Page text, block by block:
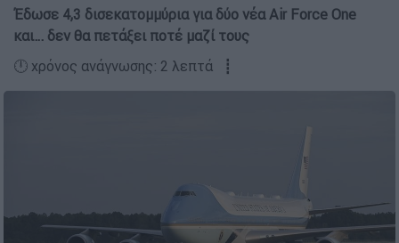
Έδωσε 4,3 δισεκατομμύρια για δύο νέα Air Force One
και… δεν θα πετάξει ποτέ μαζί τους
🕛 χρόνος ανάγνωσης: 2 λεπτά ┋